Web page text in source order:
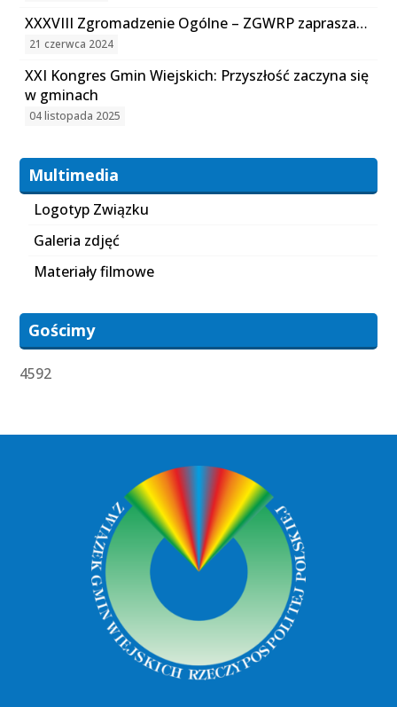
XXXVIII Zgromadzenie Ogólne – ZGWRP zaprasza…
21 czerwca 2024
XXI Kongres Gmin Wiejskich: Przyszłość zaczyna się
w gminach
04 listopada 2025
Multimedia
Logotyp Związku
Galeria zdjęć
Materiały filmowe
Gościmy
4592